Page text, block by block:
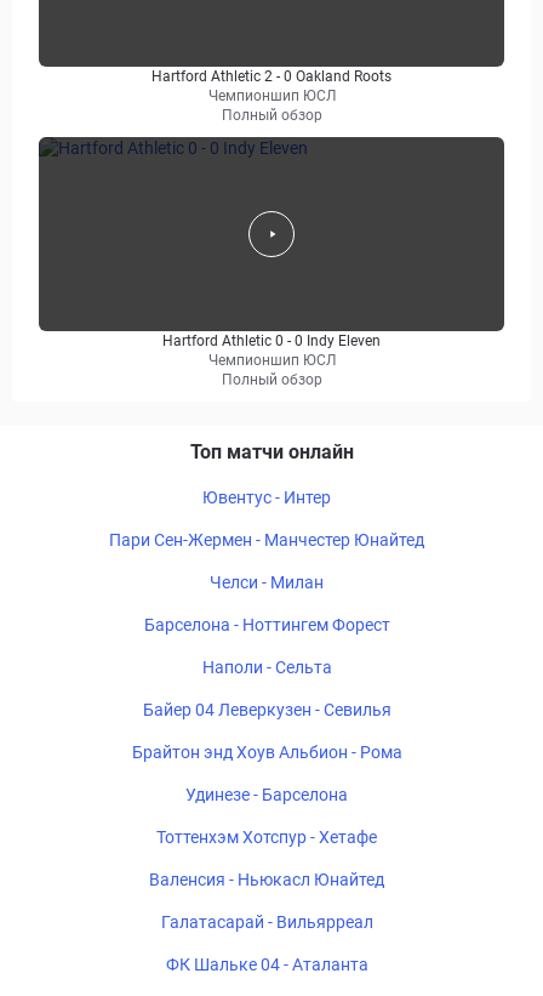
Hartford Athletic 2 - 0 Oakland Roots
Чемпионшип ЮСЛ
Полный обзор
Hartford Athletic 0 - 0 Indy Eleven
Чемпионшип ЮСЛ
Полный обзор
Топ матчи онлайн
Ювентус - Интер
Пари Сен-Жермен - Манчестер Юнайтед
Челси - Милан
Барселона - Ноттингем Форест
Наполи - Сельта
Байер 04 Леверкузен - Севилья
Брайтон энд Хоув Альбион - Рома
Удинезе - Барселона
Тоттенхэм Хотспур - Хетафе
Валенсия - Ньюкасл Юнайтед
Галатасарай - Вильярреал
ФК Шальке 04 - Аталанта